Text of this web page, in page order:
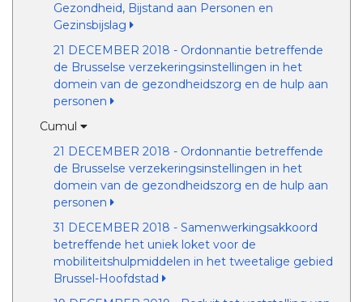
Gezondheid, Bijstand aan Personen en
Gezinsbijslag
21 DECEMBER 2018 - Ordonnantie betreffende
de Brusselse verzekeringsinstellingen in het
domein van de gezondheidszorg en de hulp aan
personen
Cumul
21 DECEMBER 2018 - Ordonnantie betreffende
de Brusselse verzekeringsinstellingen in het
domein van de gezondheidszorg en de hulp aan
personen
31 DECEMBER 2018 - Samenwerkingsakkoord
betreffende het uniek loket voor de
mobiliteitshulpmiddelen in het tweetalige gebied
Brussel-Hoofdstad